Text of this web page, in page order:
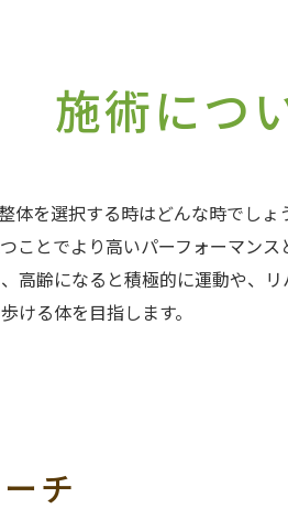
施術につ
体を選択する時はどんな時でし
ことでより高いパーフォーマン
高齢になると積極的に運動や、
ける体を目指します。
チ